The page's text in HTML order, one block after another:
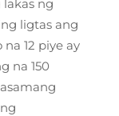
ng
ligtas ang
12 piye ay
na 150